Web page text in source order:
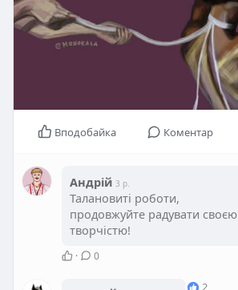
Вподобайка Коментар
Андрій 3 р.
Талановиті роботи,
продовжуйте радувати своєю
творчістю!
· 0
2